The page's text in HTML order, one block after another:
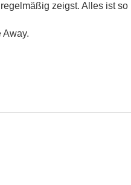
zeigst. Alles ist
Away.